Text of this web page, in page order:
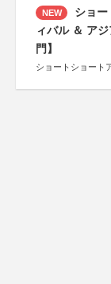
「“よい仕事お
関西文化学術
東京難病団体
NEW
ショー
ィバル ＆ ア
門】
ショートショート